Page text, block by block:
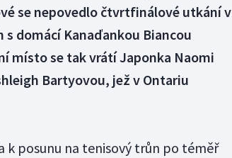
se nepovedlo čtvrtfinálové utkání v
domácí Kanaďankou Biancou
místo se tak vrátí Japonka Naomi
Bartyovou, jež v Ontariu
posunu na tenisový trůn po téměř